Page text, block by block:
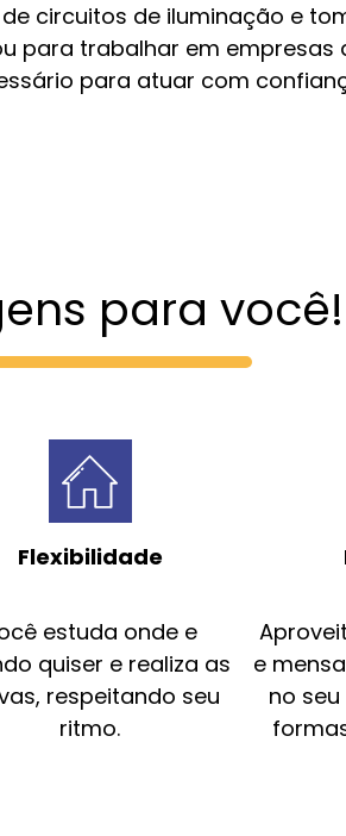
circuitos de iluminação e
para trabalhar em empresas
para atuar com
para você!
Flexibilidade
estuda onde e
quiser e realiza as
respeitando seu
ritmo.
e
no